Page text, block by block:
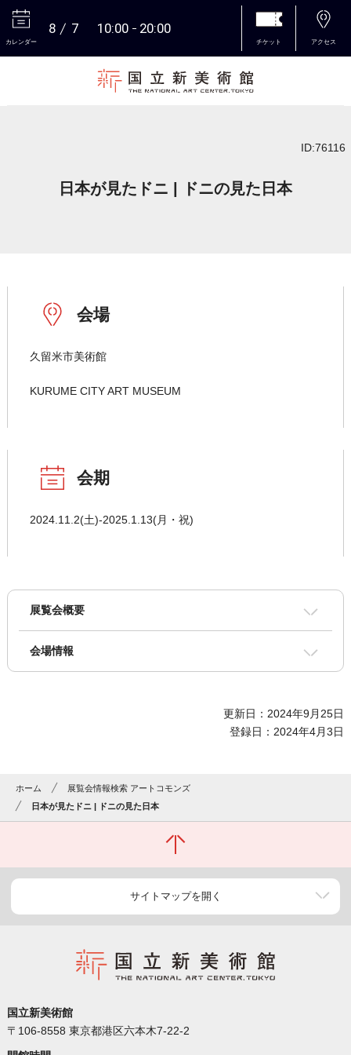
カレンダー
8 7 10:00 20:00
チケット アクセス
ID:76116
日本が見たドニ | ドニの見た日本
会場
久留米市美術館
KURUME CITY ART MUSEUM
会期
2024.11.2(土)‐2025.1.13(月・祝)
展覧会概要
会場情報
更新日：2024年9月25日
登録日：2024年4月3日
ホーム
展覧会情報検索 アートコモンズ
日本が見たドニ | ドニの見た日本
サイトマップを開く
国立新美術館
〒106-8558 東京都港区六本木7-22-2